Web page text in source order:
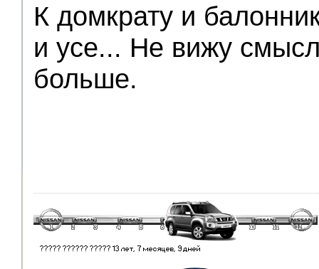
К домкрату и
и усе... Не вижу
больше.